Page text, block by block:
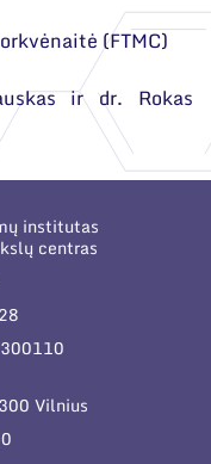
(FTMC)
ir dr. Rokas
institutas
centras
Vilnius